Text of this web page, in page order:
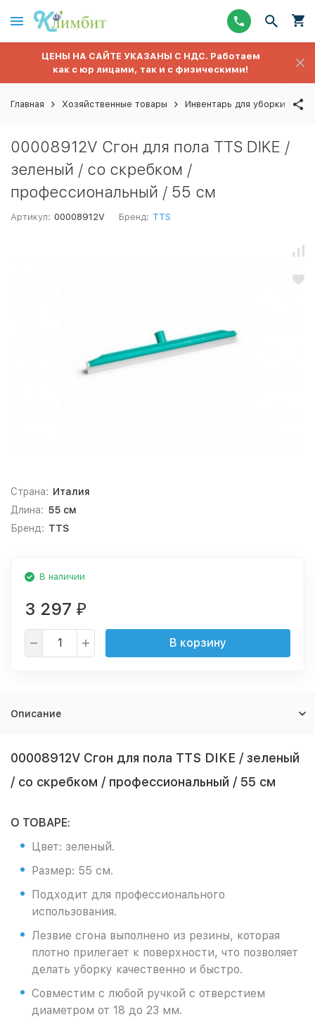
ЦЕНЫ НА САЙТЕ УКАЗАНЫ С НДС. Работаем
как с юр лицами, так и с физическими!
Главная Хозяйственные товары Инвентарь для уборки полов
00008912V Сгон для пола TTS DIKE /
зеленый / со скребком /
профессиональный / 55 см
Артикул: 00008912V Бренд: TTS
Страна: Италия
Длина: 55 см
Бренд: TTS
В наличии
3 297 ₽
В корзину
Описание
00008912V Сгон для пола TTS DIKE / зеленый
/ со скребком / профессиональный / 55 см
О ТОВАРЕ:
Цвет: зеленый.
Размер: 55 см.
Подходит для профессионального
использования.
Лезвие сгона выполнено из резины, которая
плотно прилегает к поверхности, что позволяет
делать уборку качественно и быстро.
Совместим с любой ручкой с отверстием
диаметром от 18 до 23 мм.